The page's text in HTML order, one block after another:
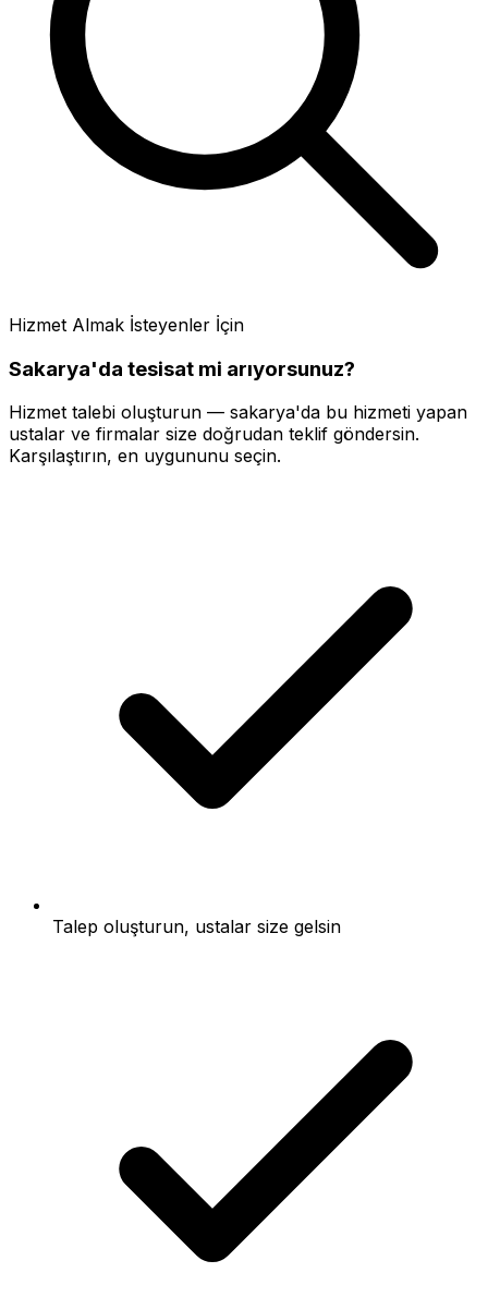
Hizmet Almak İsteyenler İçin
Sakarya'da tesisat mi arıyorsunuz?
Hizmet talebi oluşturun — sakarya'da bu hizmeti yapan
ustalar ve firmalar size doğrudan teklif göndersin.
Karşılaştırın, en uygununu seçin.
Talep oluşturun, ustalar size gelsin